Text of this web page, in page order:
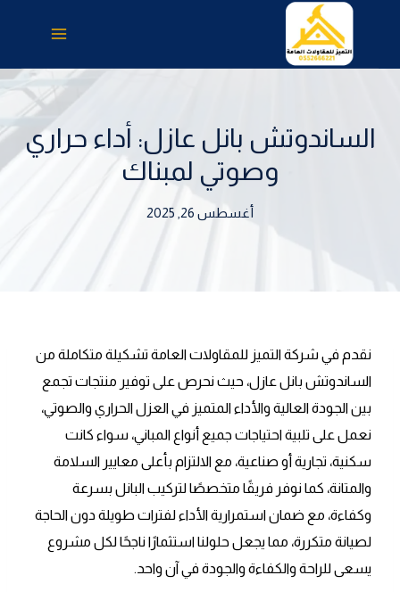
المحتوى
الساندوتش بانل عازل: أداء حراري
وصوتي لمبناك
أغسطس 26, 2025
نقدم في شركة التميز للمقاولات العامة تشكيلة متكاملة من
الساندوتش بانل عازل، حيث نحرص على توفير منتجات تجمع
بين الجودة العالية والأداء المتميز في العزل الحراري والصوتي،
نعمل على تلبية احتياجات جميع أنواع المباني، سواء كانت
سكنية، تجارية أو صناعية، مع الالتزام بأعلى معايير السلامة
والمتانة، كما نوفر فريقًا متخصصًا لتركيب البانل بسرعة
وكفاءة، مع ضمان استمرارية الأداء لفترات طويلة دون الحاجة
لصيانة متكررة، مما يجعل حلولنا استثمارًا ناجحًا لكل مشروع
يسعى للراحة والكفاءة والجودة في آن واحد.